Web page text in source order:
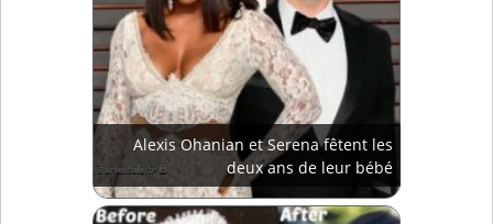
Alexis Ohanian et Serena fêtent les
deux ans de leur bébé